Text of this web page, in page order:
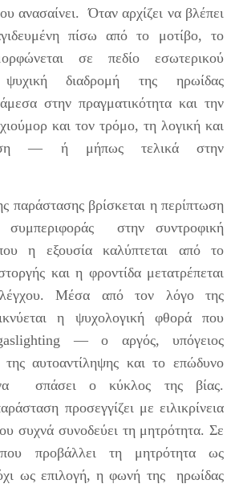
ανασαίνει. Όταν αρχίζει να βλέπει
πίσω από το μοτίβο, το
σε πεδίο εσωτερικού
διαδρομή της ηρωίδας
στην πραγματικότητα και την
και τον τρόμο, τη λογική και
— ή μήπως τελικά στην
παράστασης βρίσκεται η περίπτωση
συμπεριφοράς στην συντροφική
η εξουσία καλύπτεται από το
και η φροντίδα μετατρέπεται
Μέσα από τον λόγο της
η ψυχολογική φθορά που
— ο αργός, υπόγειος
της αυτοαντίληψης και το επώδυνο
να σπάσει ο κύκλος της βίας.
προσεγγίζει με ειλικρίνεια
συχνά συνοδεύει τη μητρότητα. Σε
προβάλλει τη μητρότητα ως
ως επιλογή, η φωνή της ηρωίδας